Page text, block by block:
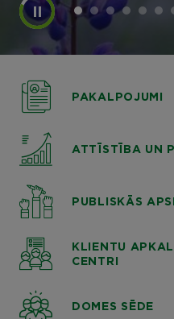
PAKALPOJUMI
ATTĪSTĪBA UN
PUBLISKĀS
KLIENTU
CENTRI
DOMES SĒDE